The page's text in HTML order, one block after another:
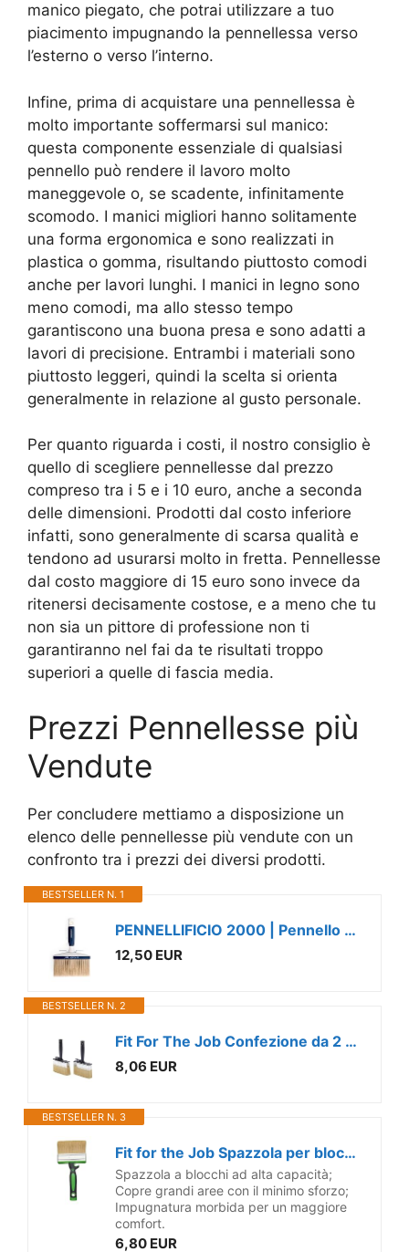
manico piegato, che potrai utilizzare a tuo
piacimento impugnando la pennellessa verso
l’esterno o verso l’interno.
Infine, prima di acquistare una pennellessa è
molto importante soffermarsi sul manico:
questa componente essenziale di qualsiasi
pennello può rendere il lavoro molto
maneggevole o, se scadente, infinitamente
scomodo. I manici migliori hanno solitamente
una forma ergonomica e sono realizzati in
plastica o gomma, risultando piuttosto comodi
anche per lavori lunghi. I manici in legno sono
meno comodi, ma allo stesso tempo
garantiscono una buona presa e sono adatti a
lavori di precisione. Entrambi i materiali sono
piuttosto leggeri, quindi la scelta si orienta
generalmente in relazione al gusto personale.
Per quanto riguarda i costi, il nostro consiglio è
quello di scegliere pennellesse dal prezzo
compreso tra i 5 e i 10 euro, anche a seconda
delle dimensioni. Prodotti dal costo inferiore
infatti, sono generalmente di scarsa qualità e
tendono ad usurarsi molto in fretta. Pennellesse
dal costo maggiore di 15 euro sono invece da
ritenersi decisamente costose, e a meno che tu
non sia un pittore di professione non ti
garantiranno nel fai da te risultati troppo
superiori a quelle di fascia media.
Prezzi Pennellesse più
Vendute
Per concludere mettiamo a disposizione un
elenco delle pennellesse più vendute con un
confronto tra i prezzi dei diversi prodotti.
BESTSELLER N. 1
PENNELLIFICIO 2000 | Pennello Plafone, Con Manico in Plastica, Pennello Pittura, per Muri Interni ed Esterni, 5x15 cm - Made in Italy
12,50 EUR
BESTSELLER N. 2
Fit For The Job Confezione da 2 pennelli da 10,2 cm per pittura rapida su pareti, soffitti, muratura, capannoni e recinzioni, pennello
8,06 EUR
BESTSELLER N. 3
Fit for the Job Spazzola per blocchi di capannoni e recinzioni di grande capacità da 4 pollici per la verniciatura rapida di capanni e recinzioni e altri lavori in legno
Spazzola a blocchi ad alta capacità;
Copre grandi aree con il minimo sforzo;
Impugnatura morbida per un maggiore
comfort.
6,80 EUR